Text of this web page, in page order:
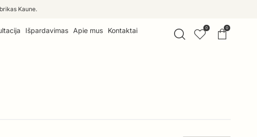
Kaune.
Išpardavimas Apie mus Kontaktai 0 0